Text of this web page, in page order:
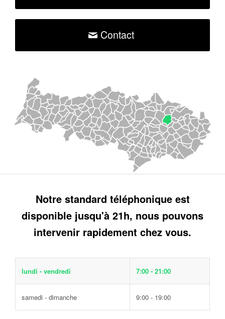
Contact
Notre standard téléphonique est
disponible jusqu'à 21h, nous pouvons
intervenir rapidement chez vous.
lundi - vendredi 7:00 - 21:00
samedi - dimanche 9:00 - 19:00